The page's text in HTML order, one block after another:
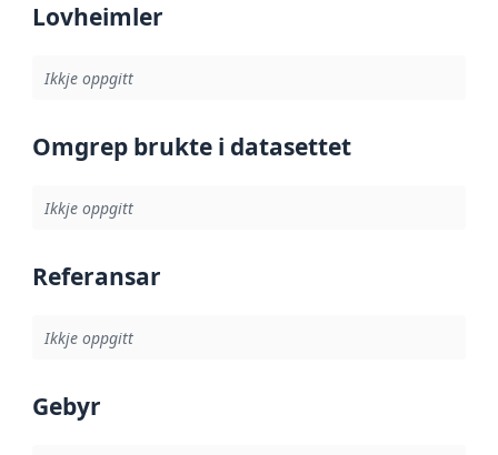
Lovheimler
Ikkje oppgitt
Omgrep brukte i datasettet
Ikkje oppgitt
Referansar
Ikkje oppgitt
Gebyr